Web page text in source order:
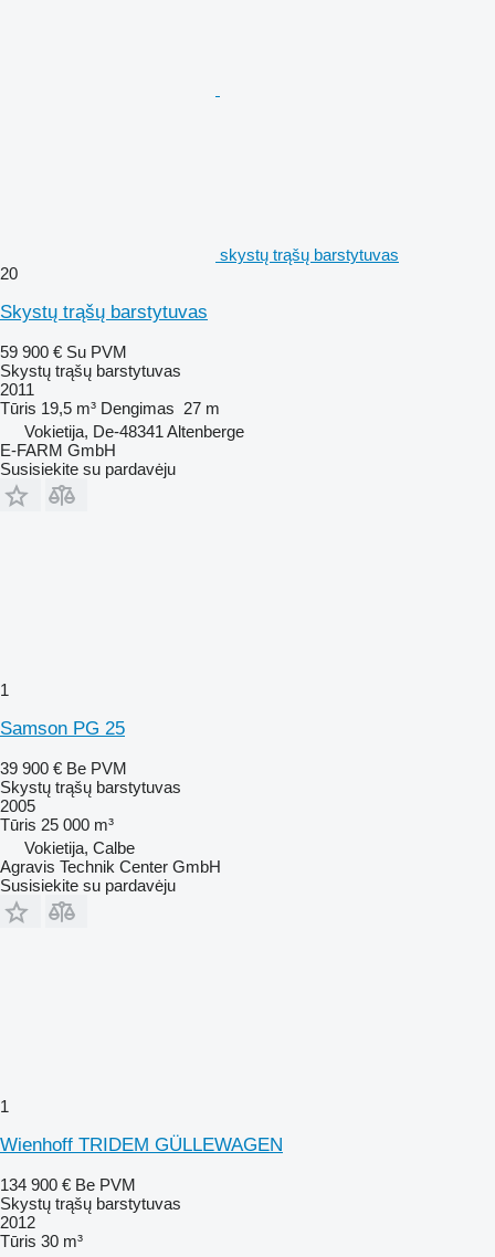
skystų trąšų barstytuvas
20
Skystų trąšų barstytuvas
59 900 € Su PVM
Skystų trąšų barstytuvas
2011
Tūris 19,5 m³ Dengimas 27 m
Vokietija, De-48341 Altenberge
E-FARM GmbH
Susisiekite su pardavėju
1
Samson PG 25
39 900 € Be PVM
Skystų trąšų barstytuvas
2005
Tūris 25 000 m³
Vokietija, Calbe
Agravis Technik Center GmbH
Susisiekite su pardavėju
1
Wienhoff TRIDEM GÜLLEWAGEN
134 900 € Be PVM
Skystų trąšų barstytuvas
2012
Tūris 30 m³